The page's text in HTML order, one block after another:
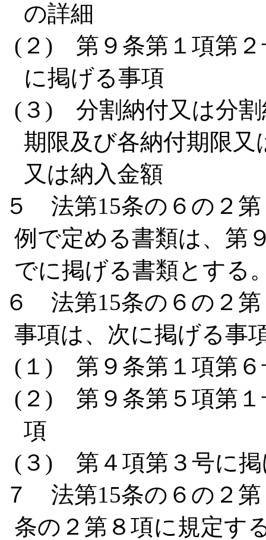
の詳細
(２) 第９条第１項第２
に掲げる事項
(３) 分割納付又は分割
期限及び各納付期限
又は納入金額
５ 法第15条の６の２
例で定める書類は、第
でに掲げる書類とする
６ 法第15条の６の２
事項は、次に掲げる事
(１) 第９条第１項第６
(２) 第９条第５項第１
項
(３) 第４項第３号に掲
７ 法第15条の６の２
条の２第８項に規定す